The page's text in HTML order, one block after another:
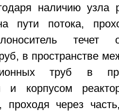
наличию узла
пути потока,
в пространстве
труб в
и корпусом
проходя через